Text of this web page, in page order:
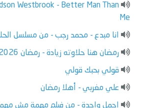
Westbrook - Better Man Than
Me
انا مبدع - محمد رجب - من مسلسل
رمضان هنا حلاوته زيادة - رمضان 2026 - تلاتة اخوات
قولي بحبك قولي
علي مغربي - أهلا رمضان
اجمل واحدة - من فيلم مهمة مش